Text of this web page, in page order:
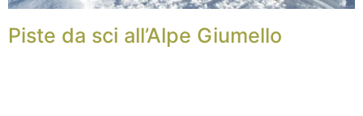
Piste da sci all’Alpe Giumello